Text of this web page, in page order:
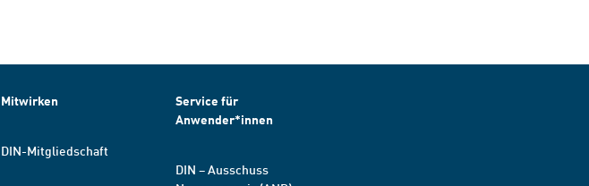
Mitwirken
DIN-Mitgliedschaft
Service für
Anwender*innen
DIN – Ausschuss